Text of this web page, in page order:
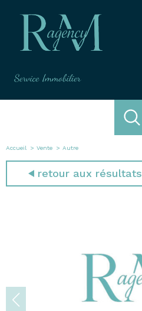
Accueil Vente Autre
retour aux résultats